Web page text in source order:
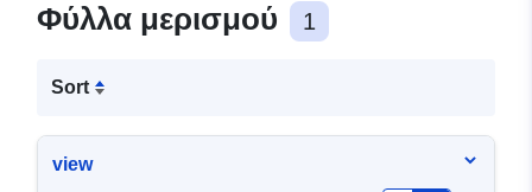
Φύλλα μερισμού 1
Sort
view